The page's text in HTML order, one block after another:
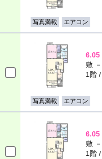
写真満載 エアコン
6.05
敷
1階
写真満載 エアコン
6.05
敷
1階